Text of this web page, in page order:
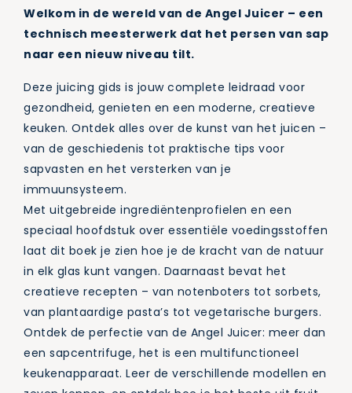
Welkom in de wereld van de Angel Juicer – een
technisch meesterwerk dat het persen van sap
naar een nieuw niveau tilt.
Deze juicing gids is jouw complete leidraad voor
gezondheid, genieten en een moderne, creatieve
keuken. Ontdek alles over de kunst van het juicen –
van de geschiedenis tot praktische tips voor
sapvasten en het versterken van je
immuunsysteem.
Met uitgebreide ingrediëntenprofielen en een
speciaal hoofdstuk over essentiële voedingsstoffen
laat dit boek je zien hoe je de kracht van de natuur
in elk glas kunt vangen. Daarnaast bevat het
creatieve recepten – van notenboters tot sorbets,
van plantaardige pasta’s tot vegetarische burgers.
Ontdek de perfectie van de Angel Juicer: meer dan
een sapcentrifuge, het is een multifunctioneel
keukenapparaat. Leer de verschillende modellen en